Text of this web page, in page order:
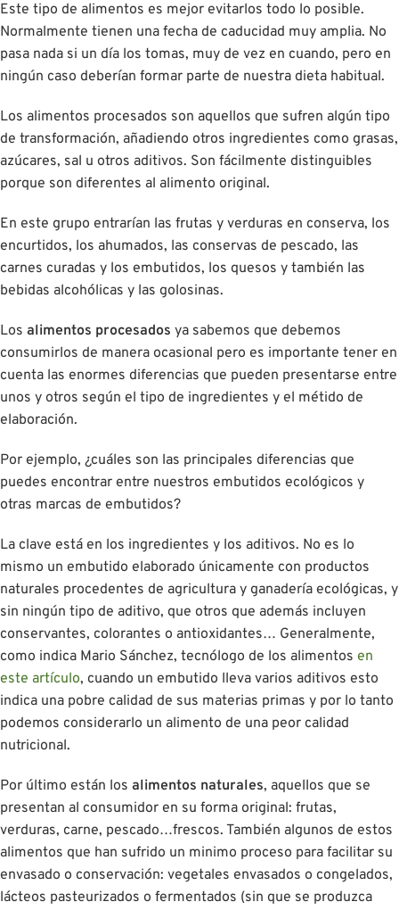
Este tipo de alimentos es mejor evitarlos todo lo posible.
Normalmente tienen una fecha de caducidad muy amplia. No
pasa nada si un día los tomas, muy de vez en cuando, pero en
ningún caso deberían formar parte de nuestra dieta habitual.
Los alimentos procesados son aquellos que sufren algún tipo
de transformación, añadiendo otros ingredientes como grasas,
azúcares, sal u otros aditivos. Son fácilmente distinguibles
porque son diferentes al alimento original.
En este grupo entrarían las frutas y verduras en conserva, los
encurtidos, los ahumados, las conservas de pescado, las
carnes curadas y los embutidos, los quesos y también las
bebidas alcohólicas y las golosinas.
Los alimentos procesados ya sabemos que debemos
consumirlos de manera ocasional pero es importante tener en
cuenta las enormes diferencias que pueden presentarse entre
unos y otros según el tipo de ingredientes y el métido de
elaboración.
Por ejemplo, ¿cuáles son las principales diferencias que
puedes encontrar entre nuestros embutidos ecológicos y
otras marcas de embutidos?
La clave está en los ingredientes y los aditivos. No es lo
mismo un embutido elaborado únicamente con productos
naturales procedentes de agricultura y ganadería ecológicas, y
sin ningún tipo de aditivo, que otros que además incluyen
conservantes, colorantes o antioxidantes… Generalmente,
como indica Mario Sánchez, tecnólogo de los alimentos en
este artículo, cuando un embutido lleva varios aditivos esto
indica una pobre calidad de sus materias primas y por lo tanto
podemos considerarlo un alimento de una peor calidad
nutricional.
Por último están los alimentos naturales, aquellos que se
presentan al consumidor en su forma original: frutas,
verduras, carne, pescado…frescos. También algunos de estos
alimentos que han sufrido un minimo proceso para facilitar su
envasado o conservación: vegetales envasados o congelados,
lácteos pasteurizados o fermentados (sin que se produzca